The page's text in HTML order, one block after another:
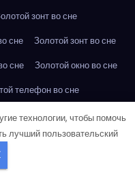
зонт во сне
сне
Золотой зонт во сне
сне
Золотой окно во сне
телефон во сне
телефон во сне
чей номер +79046758767
технологии, чтобы помочь
лучший пользовательский